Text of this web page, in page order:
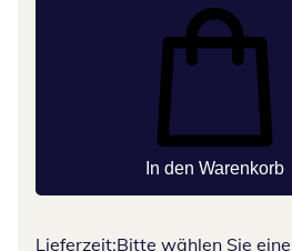
In den Warenkorb
Lieferzeit:Bitte wählen Sie